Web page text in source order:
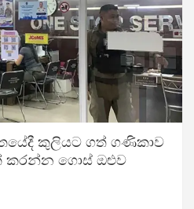
කුලියට ගත් ගණිකාව
කරන්න ගොස් ඔළුව